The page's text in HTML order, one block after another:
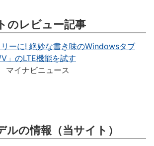
のレビュー記事
ーに! 絶妙な書き味のWindowsタブ
」のLTE機能を試す
イナビニュース
ルの情報（当サイト）